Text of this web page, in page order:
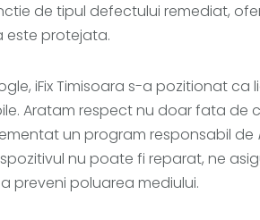
de tipul defectului remediat,
este protejata.
iFix Timisoara s-a pozitionat ca
Aratam respect nu doar fata de
un program responsabil de
nu poate fi reparat, ne
preveni poluarea mediului.